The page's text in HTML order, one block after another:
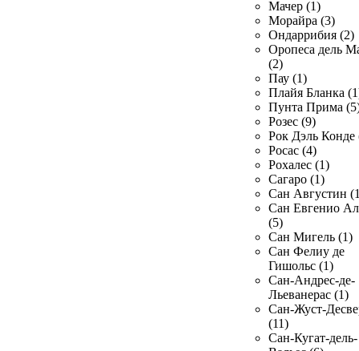
Мачер (1)
Морайра (3)
Ондаррибия (2)
Оропеса дель
(2)
Пау (1)
Плайя Бланка
Пунта Прима
Розес (9)
Рок Дэль Конде
Росас (4)
Рохалес (1)
Сагаро (1)
Сан Августин
Сан Евгенио
(5)
Сан Мигель (1)
Сан Фелиу де
Гишольс (1)
Сан-Андрес-де-
Льеванерас (1)
Сан-Жуст-
(11)
Сан-Кугат-дель-